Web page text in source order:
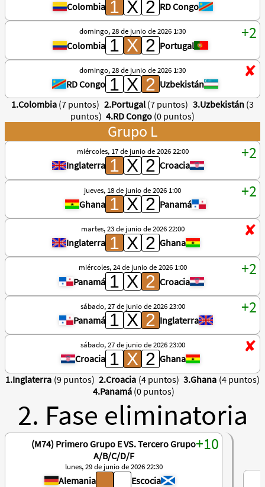
Colombia RD Congo
domingo, 28 de junio de 2026 1:30
Colombia Portugal
domingo, 28 de junio de 2026 1:30
RD Congo
Uzbekistán
1.Colombia (7 puntos) 2.Portugal (7 puntos) 3.Uzbekistán (3
puntos) 4.RD Congo (0 puntos)
Grupo L
miércoles, 17 de junio de 2026 22:00
Inglaterra Croacia
jueves, 18 de junio de 2026 1:00
Ghana Panamá
martes, 23 de junio de 2026 22:00
Inglaterra Ghana
miércoles, 24 de junio de 2026 1:00
Panamá Croacia
sábado, 27 de junio de 2026 23:00
Panamá Inglaterra
sábado, 27 de junio de 2026 23:00
Croacia
Ghana
1.Inglaterra (9 puntos) 2.Croacia (4 puntos) 3.Ghana (4 puntos)
4.Panamá (0 puntos)
2. Fase eliminatoria
(M74) Primero Grupo E VS. Tercero Grupo
A/B/C/D/F
lunes, 29 de junio de 2026 22:30
Alemania Escocia